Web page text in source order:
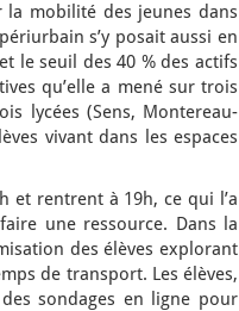
mobilité des jeunes dans
s’y posait aussi en
le seuil des 40 % des actifs
qu’elle a mené sur trois
lycées (Sens, Montereau-
vivant dans les espaces
et rentrent à 19h, ce qui l’a
une ressource. Dans la
des élèves explorant
de transport. Les élèves,
sondages en ligne pour